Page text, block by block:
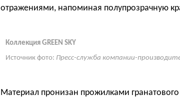
отражениями, напоминая полупрозрачную
Коллекция GREEN SKY
Источник фото: Пресс-служба компании-
Материал пронизан прожилками